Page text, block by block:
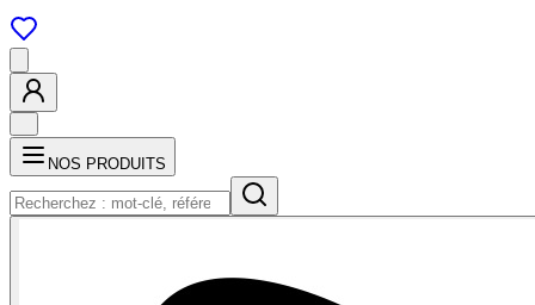
NOS PRODUITS